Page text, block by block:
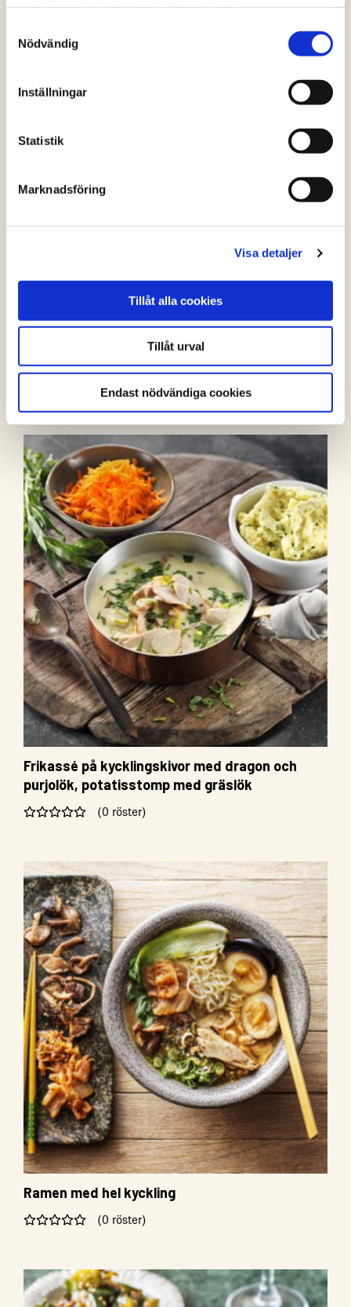
Nödvändig
Inställningar
Statistik
Marknadsföring
Visa detaljer
Tillåt alla cookies
Tillåt urval
Endast nödvändiga cookies
(0 röster)
Frikassé på kycklingskivor med dragon och
purjolök, potatisstomp med gräslök
(0 röster)
Ramen med hel kyckling
(0 röster)